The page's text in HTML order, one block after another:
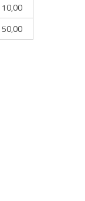
10,00
50,00